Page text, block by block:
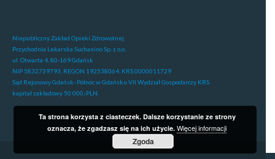
Niepubliczny Zakład Opieki Zdrowotnej
Przychodnia Lekarska Suchanino Sp. z o.o.
ul. Otwarta 4, 80-169 Gdańsk
NIP 5832739793, REGON 192538064, KRS 0000011729
Sąd Rejonowy Gdańsk- Północ w Gdańsku VII Wydział Gospodarczy KRS
kapitał zakładowy 50 000,-PLN.
Ta strona korzysta z ciasteczek. Dalsze korzystanie ze strony
oznacza, że zgadzasz się na ich użycie.Więcej informacji
Zgoda